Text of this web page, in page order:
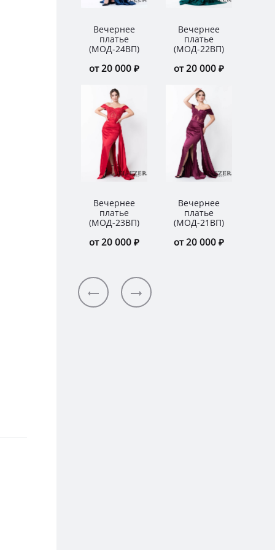
Вечернее
платье
(МОД-24ВП)
от 20 000 ₽
Вечернее
платье
(МОД-23ВП)
от 20 000 ₽
Вечернее
платье
(МОД-22ВП)
от 20 000 ₽
Вечернее
платье
(МОД-21ВП)
от 20 000 ₽